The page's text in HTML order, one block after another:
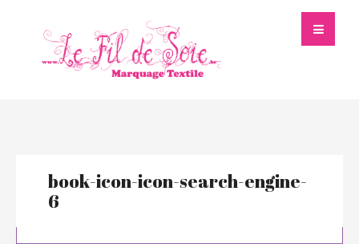
book-icon-icon-search-engine-
6